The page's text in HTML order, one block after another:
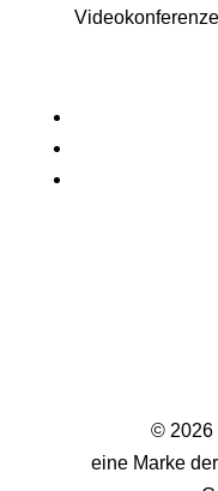
© 2026
eine Marke